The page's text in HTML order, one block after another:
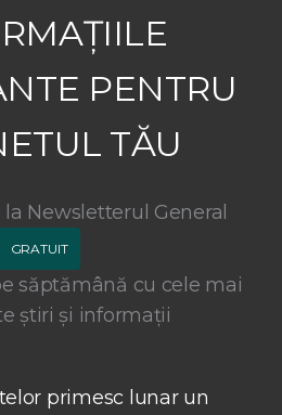
PENTRU
TĂU
Newsletterul General
GRATUIT
săptămână cu cele mai
știri și informații
primesc lunar un